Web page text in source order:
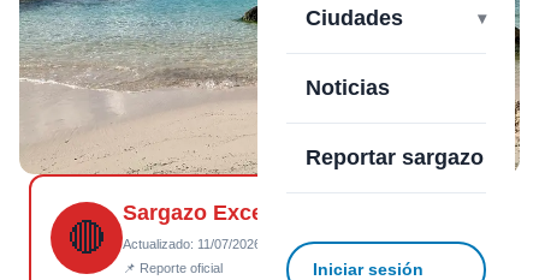
Ciudades
Noticias
Reportar sargazo
Iniciar sesión
🔴
Sargazo Excesivo
Actualizado: 11/07/2026 18:22
📌 Reporte oficial